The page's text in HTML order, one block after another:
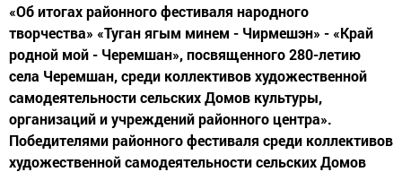
«Об итогах районного фестиваля народного
творчества» «Туган ягым минем - Чирмешэн» - «Край
родной мой - Черемшан», посвященного 280-летию
села Черемшан, среди коллективов художественной
самодеятельности сельских Домов культуры,
организаций и учреждений районного центра».
Победителями районного фестиваля среди коллективов
художественной самодеятельности сельских Домов